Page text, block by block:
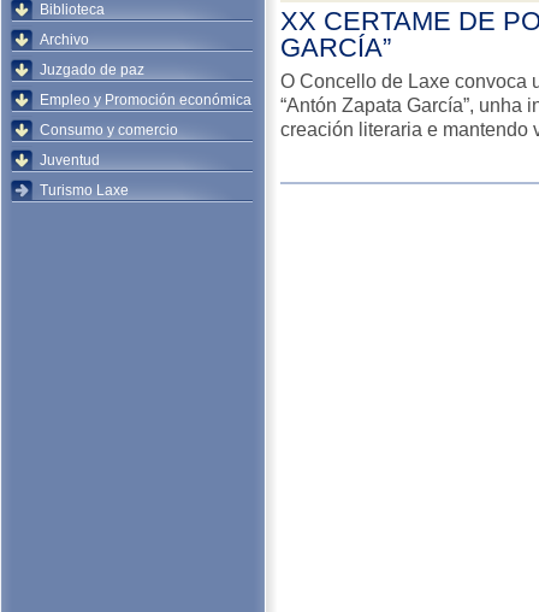
Biblioteca
Archivo
Juzgado de paz
Empleo y Promoción económica
Consumo y comercio
Juventud
Turismo Laxe
XX CERTAME DE
GARCÍA”
O Concello de Laxe convoca
“Antón Zapata García”, unha
creación literaria e mantendo